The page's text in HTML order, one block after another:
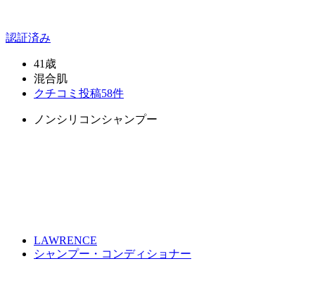
認証済み
41歳
混合肌
クチコミ投稿58件
ノンシリコンシャンプー
LAWRENCE
シャンプー・コンディショナー